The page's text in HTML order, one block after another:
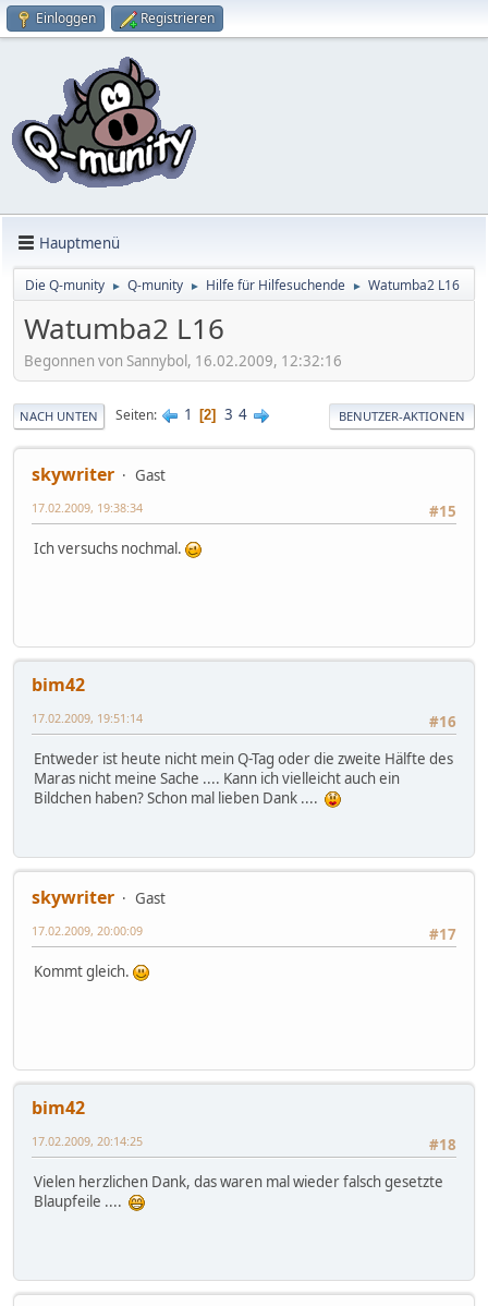
Einloggen Registrieren
Hauptmenü
Die Q-munity ► Q-munity ► Hilfe für Hilfesuchende ► Watumba2 L16
Watumba2 L16
Begonnen von Sannybol, 16.02.2009, 12:32:16
NACH UNTEN Seiten 1 2 3 4 BENUTZER-AKTIONEN
skywriter
Gast
#15
17.02.2009, 19:38:34
Ich versuchs nochmal.
bim42
#16
17.02.2009, 19:51:14
Entweder ist heute nicht mein Q-Tag oder die zweite Hälfte des
Maras nicht meine Sache .... Kann ich vielleicht auch ein
Bildchen haben? Schon mal lieben Dank ....
skywriter
Gast
#17
17.02.2009, 20:00:09
Kommt gleich.
bim42
#18
17.02.2009, 20:14:25
Vielen herzlichen Dank, das waren mal wieder falsch gesetzte
Blaupfeile ....